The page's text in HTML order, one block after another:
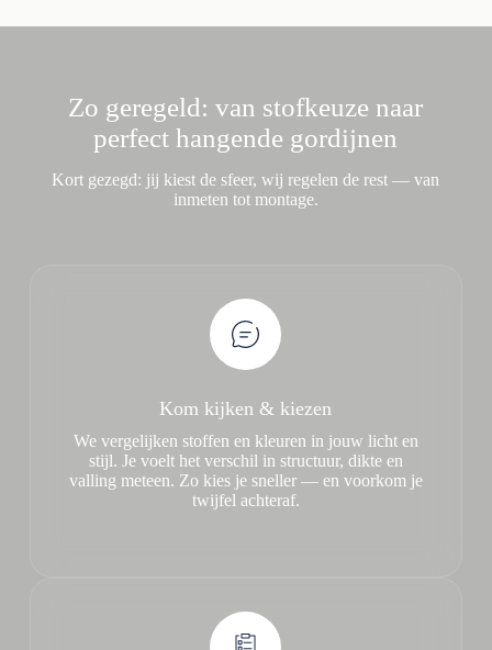
Zo geregeld: van stofkeuze naar
perfect hangende gordijnen
Kort gezegd: jij kiest de sfeer, wij regelen de rest — van
inmeten tot montage.
Kom kijken & kiezen
We vergelijken stoffen en kleuren in jouw licht en
stijl. Je voelt het verschil in structuur, dikte en
valling meteen. Zo kies je sneller — en voorkom je
twijfel achteraf.